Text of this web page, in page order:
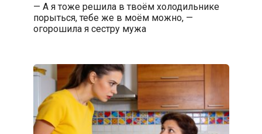
— А я тоже решила в твоём холодильнике
порыться, тебе же в моём можно, —
огорошила я сестру мужа